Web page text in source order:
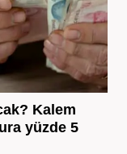
Kalem
yüzde 5